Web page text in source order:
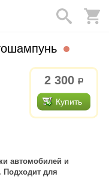
2 300 р.
Купить
автомобилей и
Подходит для